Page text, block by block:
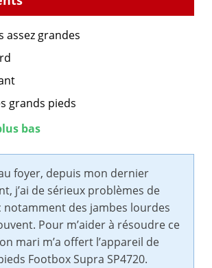
assez grandes
grands pieds
bas
foyer, depuis mon dernier
j’ai de sérieux problèmes de
notamment des jambes lourdes
Pour m’aider à résoudre ce
mari m’a offert l’appareil de
Footbox Supra SP4720.